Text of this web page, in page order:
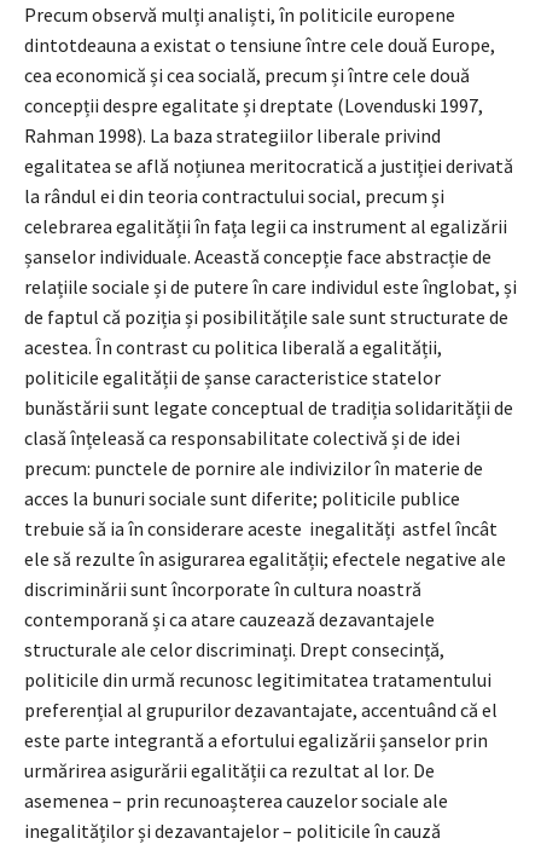
Precum observă mulți analiști, în politicile europene
dintotdeauna a existat o tensiune între cele două Europe,
cea economică și cea socială, precum și între cele două
concepții despre egalitate și dreptate (Lovenduski 1997,
Rahman 1998). La baza strategiilor liberale privind
egalitatea se află noțiunea meritocratică a justiției derivată
la rândul ei din teoria contractului social, precum și
celebrarea egalității în fața legii ca instrument al egalizării
șanselor individuale. Această concepție face abstracție de
relațiile sociale și de putere în care individul este înglobat, și
de faptul că poziția și posibilitățile sale sunt structurate de
acestea. În contrast cu politica liberală a egalității,
politicile egalității de șanse caracteristice statelor
bunăstării sunt legate conceptual de tradiția solidarității de
clasă înțeleasă ca responsabilitate colectivă și de idei
precum: punctele de pornire ale indivizilor în materie de
acces la bunuri sociale sunt diferite; politicile publice
trebuie să ia în considerare aceste inegalități astfel încât
ele să rezulte în asigurarea egalității; efectele negative ale
discriminării sunt încorporate în cultura noastră
contemporană și ca atare cauzează dezavantajele
structurale ale celor discriminați. Drept consecință,
politicile din urmă recunosc legitimitatea tratamentului
preferențial al grupurilor dezavantajate, accentuând că el
este parte integrantă a efortului egalizării șanselor prin
urmărirea asigurării egalității ca rezultat al lor. De
asemenea – prin recunoașterea cauzelor sociale ale
inegalităților și dezavantajelor – politicile în cauză